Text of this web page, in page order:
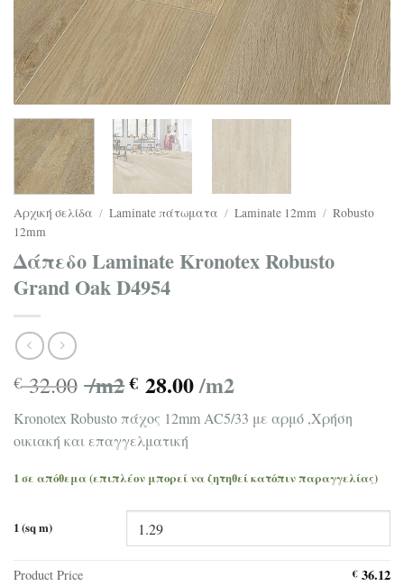
Αρχική σελίδα / Laminate πάτωματα / Laminate 12mm / Robusto
12mm
Δάπεδο Laminate Kronotex Robusto
Grand Oak D4954
€32.00 /m2 € 28.00/m2
Kronotex Robusto πάχος 12mm AC5/33 με αρμό ,Χρήση
οικιακή και επαγγελματική
1 σε απόθεμα (επιπλέον μπορεί να ζητηθεί κατόπιν παραγγελίας)
1 (sq m)
Product Price €36.12